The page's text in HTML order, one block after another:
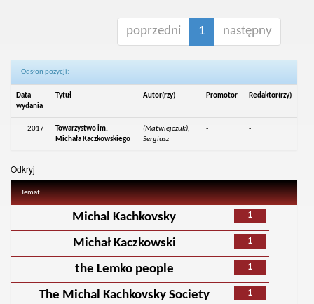
poprzedni 1 następny
Odsłon pozycji:
Data
wydania
Tytuł Autor(rzy) Promotor Redaktor(rzy)
2017
Towarzystwo im.
Michała Kaczkowskiego
(Matwiejczuk),
Sergiusz
- -
Odkryj
Temat
1
Michal Kachkovsky
1
Michał Kaczkowski
1
the Lemko people
1
The Michal Kachkovsky Society